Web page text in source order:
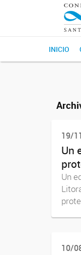
INICIO
19/
Un
Un
10/